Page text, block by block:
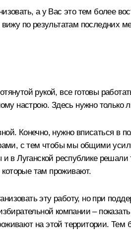
а у Вас это тем более
вижу по результатам последних
рукой, все готовы
настрою. Здесь нужно только
Конечно, нужно вписаться в
с тем чтобы мы общими
Луганской республике решали
там проживают.
эту работу, но при
компании –
на этой территории.